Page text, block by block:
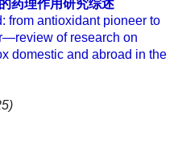
药理作用研究综述
from antioxidant pioneer to
of research on
domestic and abroad in the